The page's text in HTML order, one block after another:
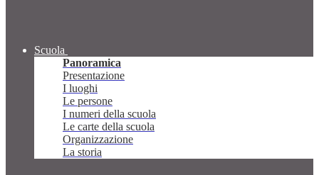
Scuola
Panoramica
Presentazione
I luoghi
Le persone
I numeri della scuola
Le carte della scuola
Organizzazione
La storia